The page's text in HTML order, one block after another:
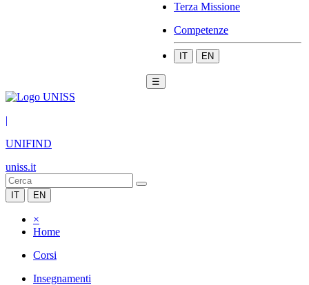
Terza Missione
Competenze
IT EN
☰
|
UNIFIND
uniss.it
IT EN
×
Home
Corsi
Insegnamenti